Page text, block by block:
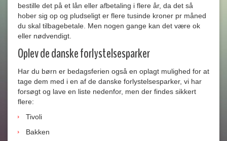
bestille det på et lån eller afbetaling i flere år, da det så
hober sig op og pludseligt er flere tusinde kroner pr måned
du skal tilbagebetale. Men nogen gange kan det være ok
eller nødvendigt.
Oplev de danske forlystelsesparker
Har du børn er bedagsferien også en oplagt mulighed for at
tage dem med i en af de danske forlystelsesparker, vi har
forsøgt og lave en liste nedenfor, men der findes sikkert
flere:
Tivoli
Bakken